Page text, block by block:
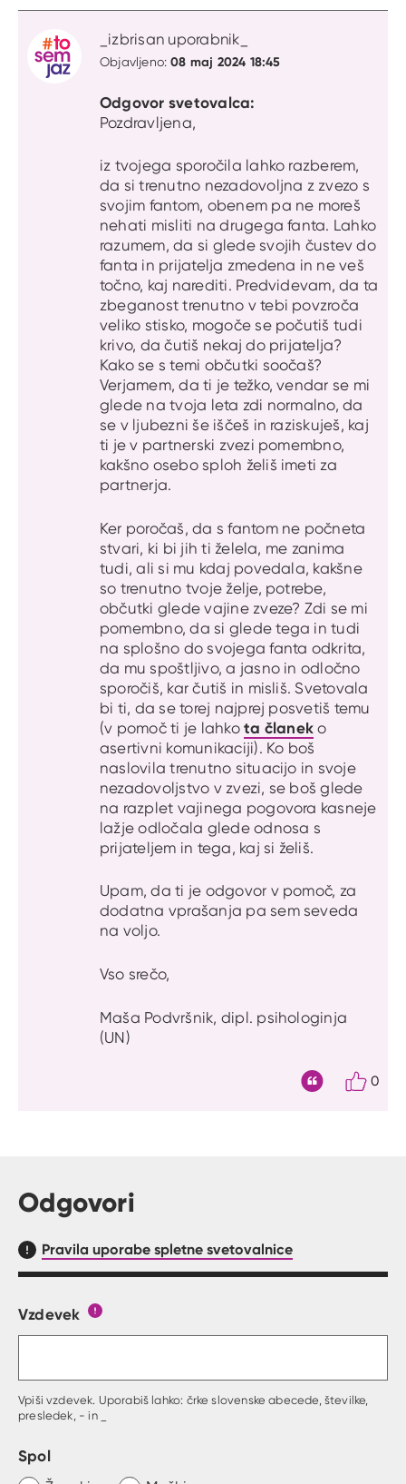
_izbrisan uporabnik_
Objavljeno:08 maj 2024 18:45
Odgovor svetovalca:
Pozdravljena,
iz tvojega sporočila lahko razberem,
da si trenutno nezadovoljna z zvezo s
svojim fantom, obenem pa ne moreš
nehati misliti na drugega fanta. Lahko
razumem, da si glede svojih čustev do
fanta in prijatelja zmedena in ne veš
točno, kaj narediti. Predvidevam, da ta
zbeganost trenutno v tebi povzroča
veliko stisko, mogoče se počutiš tudi
krivo, da čutiš nekaj do prijatelja?
Kako se s temi občutki soočaš?
Verjamem, da ti je težko, vendar se mi
glede na tvoja leta zdi normalno, da
se v ljubezni še iščeš in raziskuješ, kaj
ti je v partnerski zvezi pomembno,
kakšno osebo sploh želiš imeti za
partnerja.
Ker poročaš, da s fantom ne počneta
stvari, ki bi jih ti želela, me zanima
tudi, ali si mu kdaj povedala, kakšne
so trenutno tvoje želje, potrebe,
občutki glede vajine zveze? Zdi se mi
pomembno, da si glede tega in tudi
na splošno do svojega fanta odkrita,
da mu spoštljivo, a jasno in odločno
sporočiš, kar čutiš in misliš. Svetovala
bi ti, da se torej najprej posvetiš temu
(v pomoč ti je lahkota članek o
asertivni komunikaciji). Ko boš
naslovila trenutno situacijo in svoje
nezadovoljstvo v zvezi, se boš glede
na razplet vajinega pogovora kasneje
lažje odločala glede odnosa s
prijateljem in tega, kaj si želiš.
Upam, da ti je odgovor v pomoč, za
dodatna vprašanja pa sem seveda
na voljo.
Vso srečo,
Maša Podvršnik, dipl. psihologinja
(UN)
0
Odgovori
Pravila uporabe spletne svetovalnice
Obrazec, kjer lahko zastaviš vprašanje
Vzdevek
Vpiši vzdevek. Uporabiš lahko: črke slovenske abecede, številke,
presledek, - in _
Spol